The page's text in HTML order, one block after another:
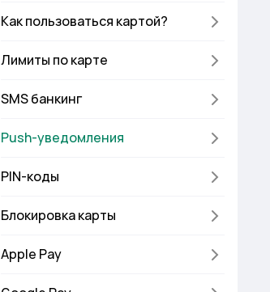
Как пользоваться картой?
Лимиты по карте
SMS банкинг
Push-уведомления
PIN-коды
Блокировка карты
Apple Pay